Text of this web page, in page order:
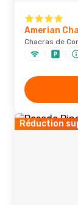
Amerian
Chacras de
Réduction